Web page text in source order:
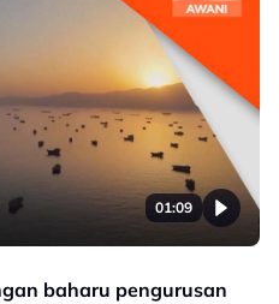
01:09
baharu pengurusan